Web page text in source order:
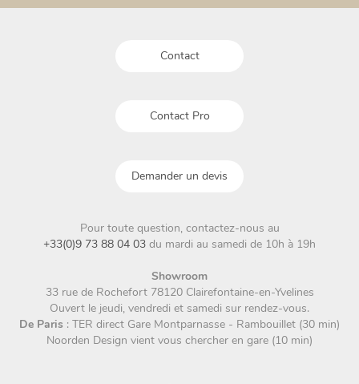
choisies
sur
du
Contact
Contact Pro
Demander un devis
Pour toute question, contactez-nous au
+33(0)9 73 88 04 03 du mardi au samedi de 10h à 19h
Showroom
33 rue de Rochefort 78120 Clairefontaine-en-Yvelines
Ouvert le jeudi, vendredi et samedi sur rendez-vous.
De Paris : TER direct Gare Montparnasse - Rambouillet (30 min)
Noorden Design vient vous chercher en gare (10 min)